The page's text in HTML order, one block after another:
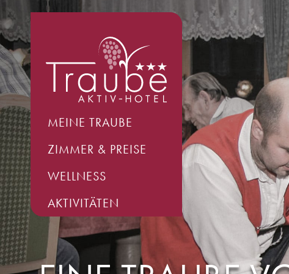
MEINE TRAUBE
ZIMMER & PREISE
WELLNESS
AKTIVITÄTEN